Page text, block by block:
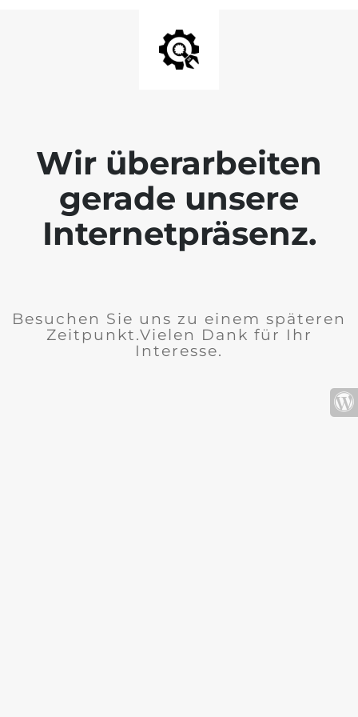
Wir überarbeiten
gerade unsere
Internetpräsenz.
Besuchen Sie uns zu einem späteren
Zeitpunkt.Vielen Dank für Ihr
Interesse.